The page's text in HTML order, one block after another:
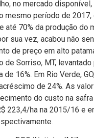
no mercado
mesmo período de
até 70% da produção
sua vez, acabou não
de preço em alto
de Sorriso, MT,
16%. Em Rio Verde,
de 24%. As
do custo na
223,4/ha na 2015/16 e